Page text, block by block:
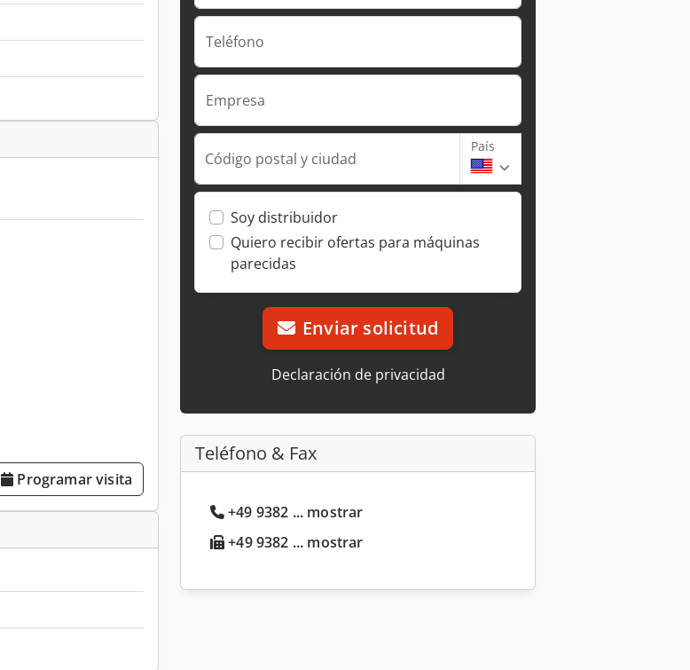
Programar visita
Teléfono
Empresa
Código postal y ciudad
País
Soy distribuidor
Quiero recibir ofertas para máquinas
parecidas
Enviar solicitud
Declaración de privacidad
Teléfono & Fax
+49 9382 ... mostrar
+49 9382 ... mostrar